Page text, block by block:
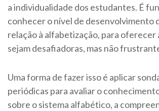
a individualidade dos estudantes. É
conhecer o nível de desenvolvimento
relação à alfabetização, para oferecer
sejam desafiadoras, mas não
Uma forma de fazer isso é aplicar
periódicas para avaliar o
sobre o sistema alfabético, a